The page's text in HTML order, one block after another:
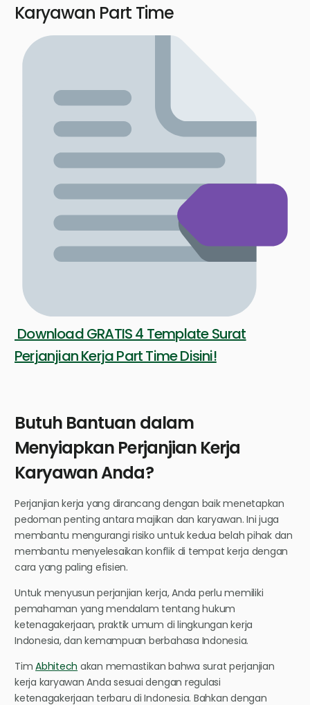
Karyawan Part Time
Download GRATIS 4 Template Surat
Perjanjian Kerja Part Time Disini!
Butuh Bantuan dalam
Menyiapkan Perjanjian Kerja
Karyawan Anda?
Perjanjian kerja yang dirancang dengan baik menetapkan
pedoman penting antara majikan dan karyawan. Ini juga
membantu mengurangi risiko untuk kedua belah pihak dan
membantu menyelesaikan konflik di tempat kerja dengan
cara yang paling efisien.
Untuk menyusun perjanjian kerja, Anda perlu memiliki
pemahaman yang mendalam tentang hukum
ketenagakerjaan, praktik umum di lingkungan kerja
Indonesia, dan kemampuan berbahasa Indonesia.
TimAbhitech akan memastikan bahwa surat perjanjian
kerja karyawan Anda sesuai dengan regulasi
ketenagakerjaan terbaru di Indonesia. Bahkan dengan